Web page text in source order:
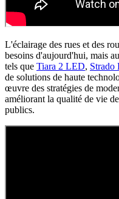
L'éclairage des rues et des
besoins d'aujourd'hui, mais
tels que Tiara 2 LED, Strado
de solutions de haute
œuvre des stratégies de
améliorant la qualité de vie
publics.